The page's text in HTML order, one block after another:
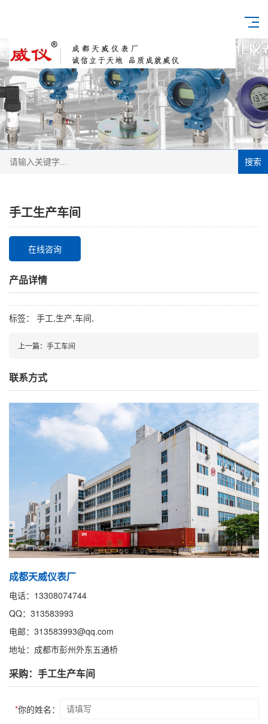
搜索
手工生产车间
在线咨询
产品详情
标签： 手工,生产,车间,
上一篇：手工车间
联系方式
成都天威仪表厂
电话：13308074744
QQ：313583993
电邮：313583993@qq.com
地址：成都市彭州外东五通桥
采购：手工生产车间
*你的姓名：